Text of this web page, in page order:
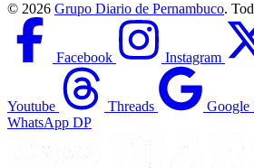
© 2026 Grupo Diario de Pernambuco.
Facebook Instagram
Youtube Threads
Google
WhatsApp DP